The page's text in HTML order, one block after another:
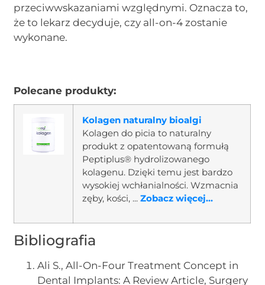
przeciwwskazaniami względnymi. Oznacza to,
że to lekarz decyduje, czy all-on-4 zostanie
wykonane.
Polecane produkty:
Kolagen naturalny bioalgi
Kolagen do picia to naturalny
produkt z opatentowaną formułą
Peptiplus® hydrolizowanego
kolagenu. Dzięki temu jest bardzo
wysokiej wchłanialności. Wzmacnia
zęby, kości, ...Zobacz więcej...
Bibliografia
Ali S., All-On-Four Treatment Concept in
Dental Implants: A Review Article, Surgery